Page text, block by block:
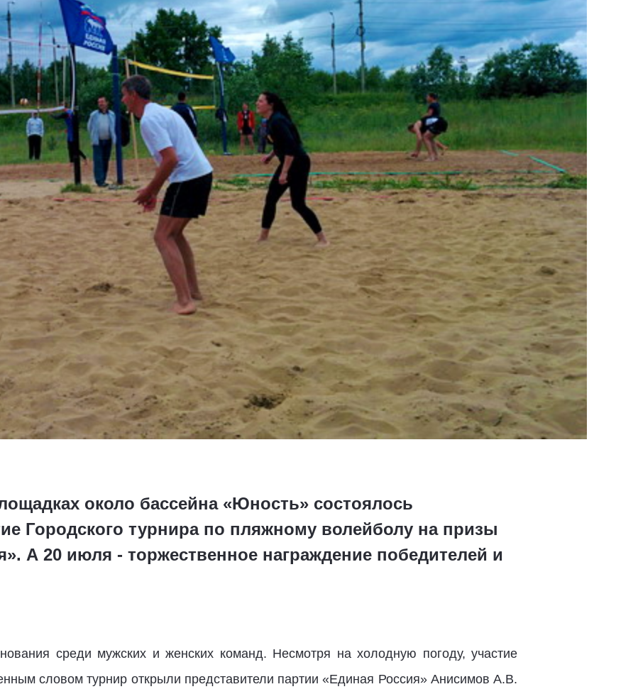
около бассейна «Юность» состоялось
Городского турнира по пляжному волейболу на призы
А 20 июля - торжественное награждение победителей и
среди мужских и женских команд. Несмотря на холодную погоду, участие
словом турнир открыли представители партии «Единая Россия» Анисимов А.В.